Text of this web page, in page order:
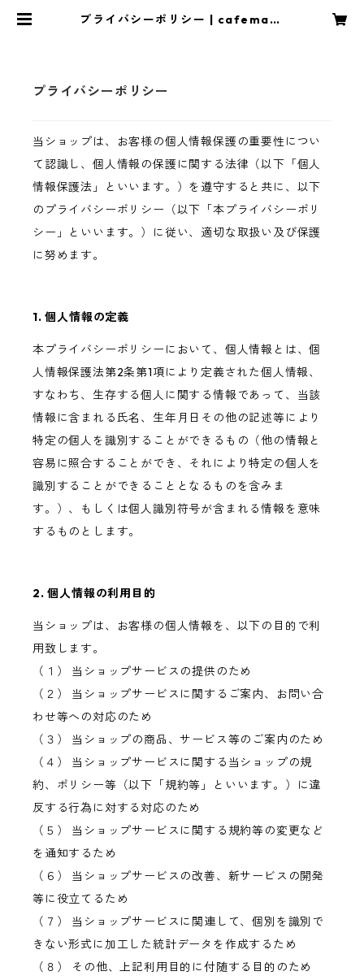
プライバシーポリシー | cafemarv
プライバシーポリシー
当ショップは、お客様の個人情報保護の重要性につい
て認識し、個人情報の保護に関する法律（以下「個人
情報保護法」といいます。）を遵守すると共に、以下
のプライバシーポリシー（以下「本プライバシーポリ
シー」といいます。）に従い、適切な取扱い及び保護
に努めます。
1. 個人情報の定義
本プライバシーポリシーにおいて、個人情報とは、個
人情報保護法第2条第1項により定義された個人情報、
すなわち、生存する個人に関する情報であって、当該
情報に含まれる氏名、生年月日その他の記述等により
特定の個人を識別することができるもの（他の情報と
容易に照合することができ、それにより特定の個人を
識別することができることとなるものを含みま
す。）、もしくは個人識別符号が含まれる情報を意味
するものとします。
2. 個人情報の利用目的
当ショップは、お客様の個人情報を、以下の目的で利
用致します。
（１） 当ショップサービスの提供のため
（２） 当ショップサービスに関するご案内、お問い合
わせ等への対応のため
（３） 当ショップの商品、サービス等のご案内のため
（４） 当ショップサービスに関する当ショップの規
約、ポリシー等（以下「規約等」といいます。）に違
反する行為に対する対応のため
（５） 当ショップサービスに関する規約等の変更など
を通知するため
（６） 当ショップサービスの改善、新サービスの開発
等に役立てるため
（７） 当ショップサービスに関連して、個別を識別で
きない形式に加工した統計データを作成するため
（８） その他、上記利用目的に付随する目的のため